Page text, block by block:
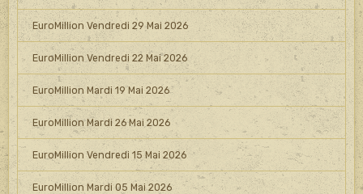
EuroMillion Vendredi 29 Mai 2026
EuroMillion Vendredi 22 Mai 2026
EuroMillion Mardi 19 Mai 2026
EuroMillion Mardi 26 Mai 2026
EuroMillion Vendredi 15 Mai 2026
EuroMillion Mardi 05 Mai 2026